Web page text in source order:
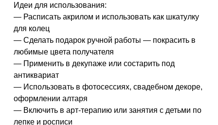
Идеи для использования:
— Расписать акрилом и использовать как шкатулку
для колец
— Сделать подарок ручной работы — покрасить в
любимые цвета получателя
— Применить в декупаже или состарить под
антиквариат
— Использовать в фотосессиях, свадебном декоре,
оформлении алтаря
— Включить в арт-терапию или занятия с детьми по
лепке и росписи